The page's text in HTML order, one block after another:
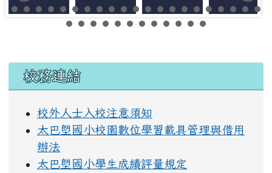
左邊區域內容
校務連結
校外人士入校注意須知
太巴塱國小校園數位學習載具管理與借用
辦法
太巴塱國小學生成績評量規定